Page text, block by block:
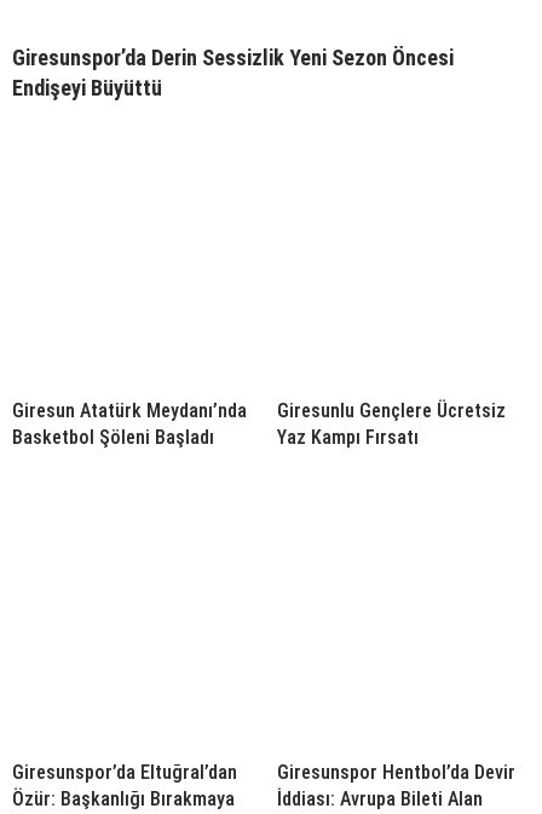
Giresunspor’da Derin Sessizlik Yeni Sezon Öncesi
Endişeyi Büyüttü
Giresun Atatürk Meydanı’nda
Basketbol Şöleni Başladı
Giresunlu Gençlere Ücretsiz
Yaz Kampı Fırsatı
Giresunspor’da Eltuğral’dan
Özür: Başkanlığı Bırakmaya
Giresunspor Hentbol’da Devir
İddiası: Avrupa Bileti Alan